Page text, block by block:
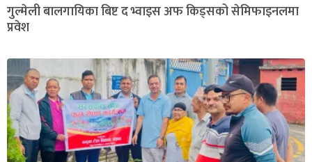
गुल्मेली बालगायिका बिष्ट द भ्वाइस अफ किड्सको सेमिफाइनलमा
प्रवेश